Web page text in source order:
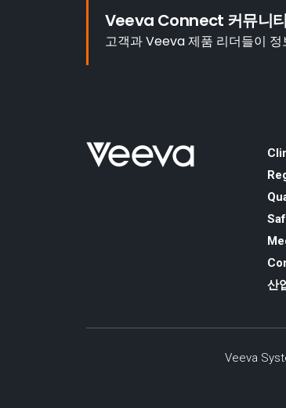
Veeva Connect 커뮤니
고객과 Veeva 제품 리더들이
산
Veeva